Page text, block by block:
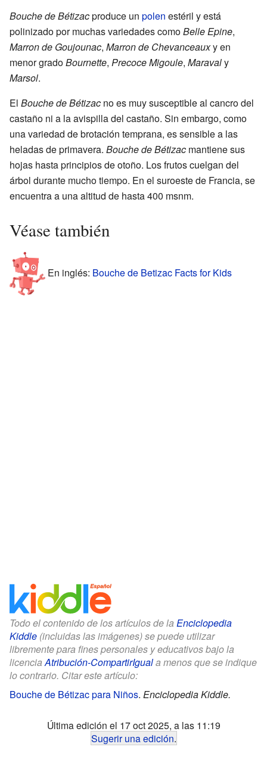
Bouche de Bétizacproduce un polen estéril y está
polinizado por muchas variedades comoBelle Epine,
Marron de Goujounac, Marron de Chevanceauxy en
menor gradoBournette, Precoce Migoule, Maravaly
Marsol.
El Bouche de Bétizac no es muy susceptible al cancro del
castaño ni a la avispilla del castaño. Sin embargo, como
una variedad de brotación temprana, es sensible a las
heladas de primavera. Bouche de Bétizac mantiene sus
hojas hasta principios de otoño. Los frutos cuelgan del
árbol durante mucho tiempo. En el suroeste de Francia, se
encuentra a una altitud de hasta 400 msnm.
Véase también
En inglés: Bouche de Betizac Facts for Kids
Todo el contenido de los artículos de la Enciclopedia
Kiddle (incluidas las imágenes) se puede utilizar
libremente para fines personales y educativos bajo la
licenciaAtribución-CompartirIguala menos que se indique
lo contrario. Citar este artículo:
Bouche de Bétizac para Niños. Enciclopedia Kiddle.
Última edición el 17 oct 2025, a las 11:19
Sugerir una edición.